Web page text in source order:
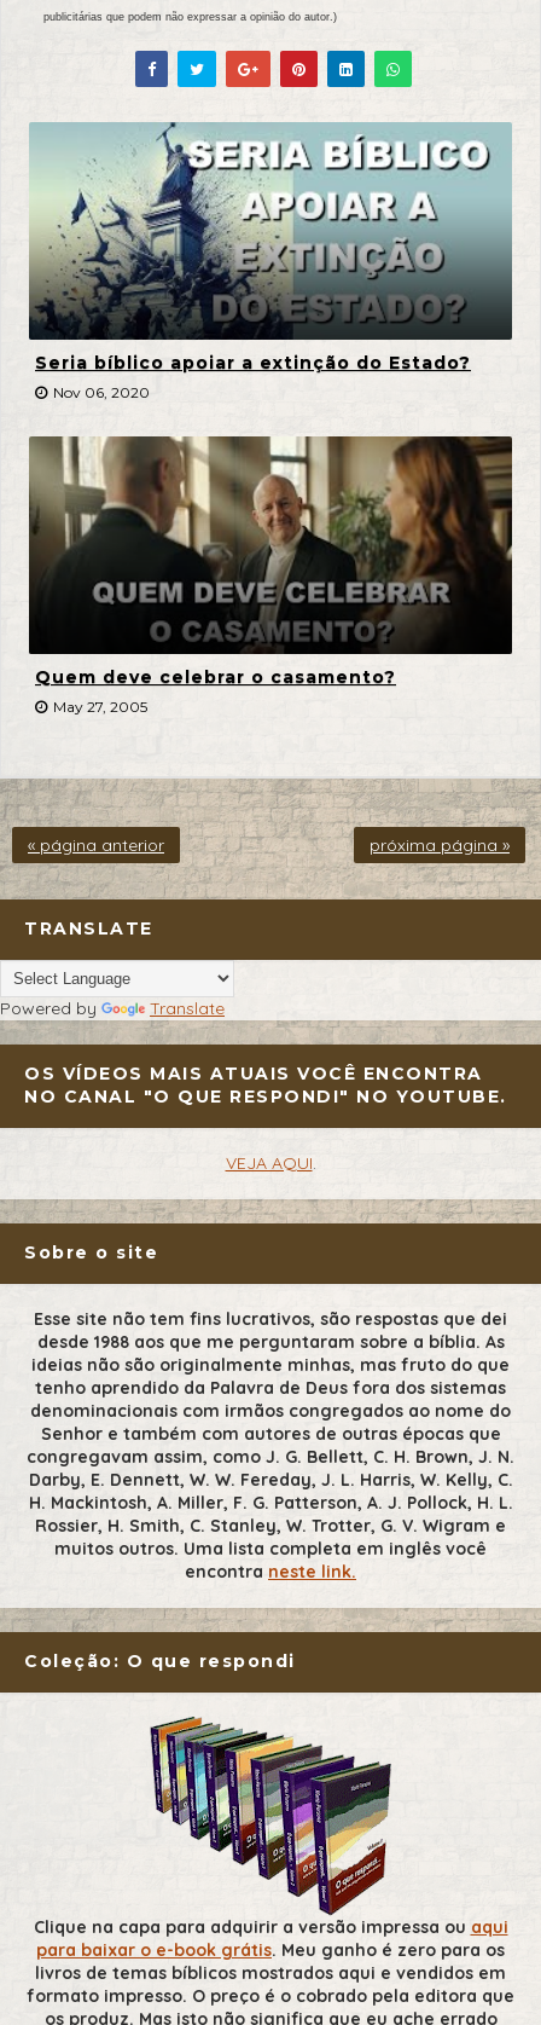
publicitárias que podem não expressar a opinião do autor.)
Seria bíblico apoiar a extinção do Estado?
Nov 06, 2020
Quem deve celebrar o casamento?
May 27, 2005
« página anterior próxima página »
TRANSLATE
Powered by Translate
OS VÍDEOS MAIS ATUAIS VOCÊ ENCONTRA
NO CANAL "O QUE RESPONDI" NO YOUTUBE.
VEJA AQUI.
Sobre o site
Esse site não tem fins lucrativos, são respostas que dei
desde 1988 aos que me perguntaram sobre a bíblia. As
ideias não são originalmente minhas, mas fruto do que
tenho aprendido da Palavra de Deus fora dos sistemas
denominacionais com irmãos congregados ao nome do
Senhor e também com autores de outras épocas que
congregavam assim, como J. G. Bellett, C. H. Brown, J. N.
Darby, E. Dennett, W. W. Fereday, J. L. Harris, W. Kelly, C.
H. Mackintosh, A. Miller, F. G. Patterson, A. J. Pollock, H. L.
Rossier, H. Smith, C. Stanley, W. Trotter, G. V. Wigram e
muitos outros. Uma lista completa em inglês você
encontra neste link.
Coleção: O que respondi
Clique na capa para adquirir a versão impressa ou aqui
para baixar o e-book grátis. Meu ganho é zero para os
livros de temas bíblicos mostrados aqui e vendidos em
formato impresso. O preço é o cobrado pela editora que
os produz. Mas isto não significa que eu ache errado